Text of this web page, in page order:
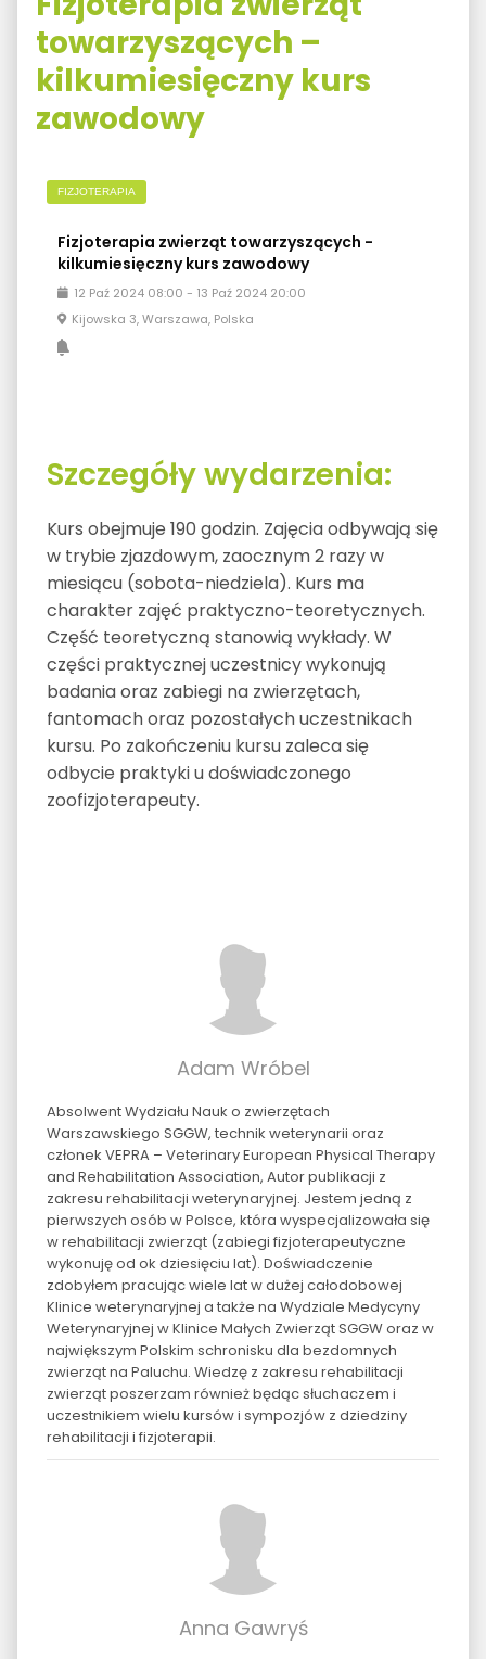
towarzyszących –
kilkumiesięczny kurs
zawodowy
FIZJOTERAPIA
Fizjoterapia zwierząt towarzyszących -
kilkumiesięczny kurs zawodowy
12 Paź 2024 08:00 - 13 Paź 2024 20:00
Kijowska 3, Warszawa, Polska
Szczegóły wydarzenia:
Kurs obejmuje 190 godzin. Zajęcia odbywają się
w trybie zjazdowym, zaocznym 2 razy w
miesiącu (sobota-niedziela). Kurs ma
charakter zajęć praktyczno-teoretycznych.
Część teoretyczną stanowią wykłady. W
części praktycznej uczestnicy wykonują
badania oraz zabiegi na zwierzętach,
fantomach oraz pozostałych uczestnikach
kursu. Po zakończeniu kursu zaleca się
odbycie praktyki u doświadczonego
zoofizjoterapeuty.
Adam Wróbel
Absolwent Wydziału Nauk o zwierzętach
Warszawskiego SGGW, technik weterynarii oraz
członek VEPRA – Veterinary European Physical Therapy
and Rehabilitation Association, Autor publikacji z
zakresu rehabilitacji weterynaryjnej. Jestem jedną z
pierwszych osób w Polsce, która wyspecjalizowała się
w rehabilitacji zwierząt (zabiegi fizjoterapeutyczne
wykonuję od ok dziesięciu lat). Doświadczenie
zdobyłem pracując wiele lat w dużej całodobowej
Klinice weterynaryjnej a także na Wydziale Medycyny
Weterynaryjnej w Klinice Małych Zwierząt SGGW oraz w
największym Polskim schronisku dla bezdomnych
zwierząt na Paluchu. Wiedzę z zakresu rehabilitacji
zwierząt poszerzam również będąc słuchaczem i
uczestnikiem wielu kursów i sympozjów z dziedziny
rehabilitacji i fizjoterapii.
Anna Gawryś